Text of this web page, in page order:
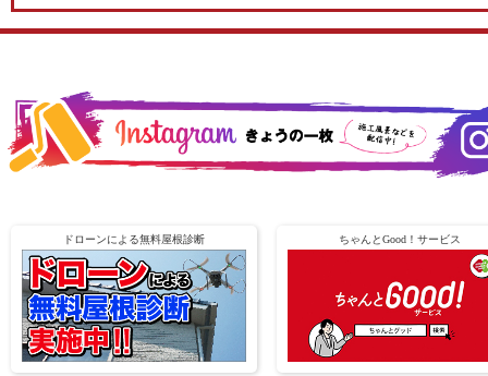
ドローンによる無料屋根診断 ちゃんとGood！サービス